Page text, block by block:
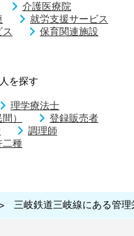
介護医療院
就労支援サービス
保育関連施設
を探す
理学療法士
）
登録販売者
調理師
二種
三岐鉄道三岐線にある管